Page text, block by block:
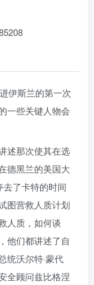
伊斯兰的第一次
一些关键人物会
述那次使其在选
德黑兰的美国大
了卡特的时间
图营救人质计划
人质，如何谈
他们都讲述了自
统沃尔特·蒙代
全顾问兹比格涅